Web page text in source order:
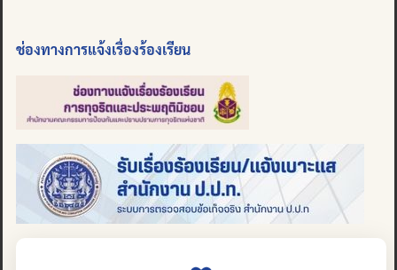
ช่องทางการแจ้งเรื่องร้องเรียน